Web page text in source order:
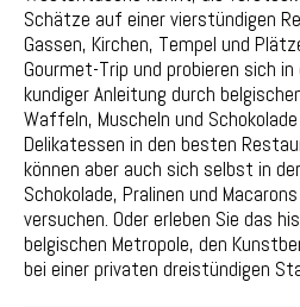
Schätze auf einer vierstündigen
Gassen, Kirchen, Tempel und
Gourmet-Trip und probieren sich
kundiger Anleitung durch
Waffeln, Muscheln und
Delikatessen in den besten
können aber auch sich selbst in
Schokolade, Pralinen und
versuchen. Oder erleben Sie das
belgischen Metropole, den
bei einer privaten dreistündigen